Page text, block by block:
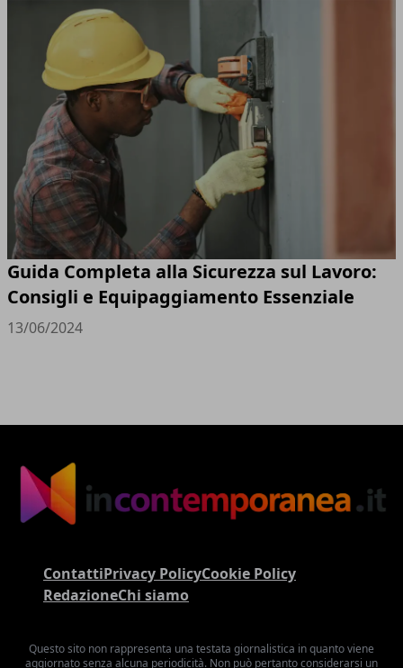
Guida Completa alla Sicurezza sul Lavoro:
Consigli e Equipaggiamento Essenziale
13/06/2024
ContattiPrivacy PolicyCookie Policy
RedazioneChi siamo
Questo sito non rappresenta una testata giornalistica in quanto viene
aggiornato senza alcuna periodicità. Non può pertanto considerarsi un